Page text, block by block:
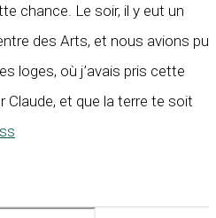
chance. Le soir, il y eut un
des Arts, et nous avions pu
loges, où j’avais pris cette
et que la terre te soit